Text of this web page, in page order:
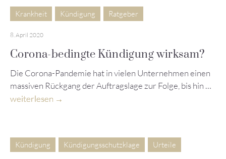
Krankheit Kündigung Ratgeber
8. April 2020
Corona-bedingte Kündigung wirksam?
Die Corona-Pandemie hat in vielen Unternehmen einen
massiven Rückgang der Auftragslage zur Folge, bis hin …
weiterlesen
Kündigung Kündigungsschutzklage Urteile